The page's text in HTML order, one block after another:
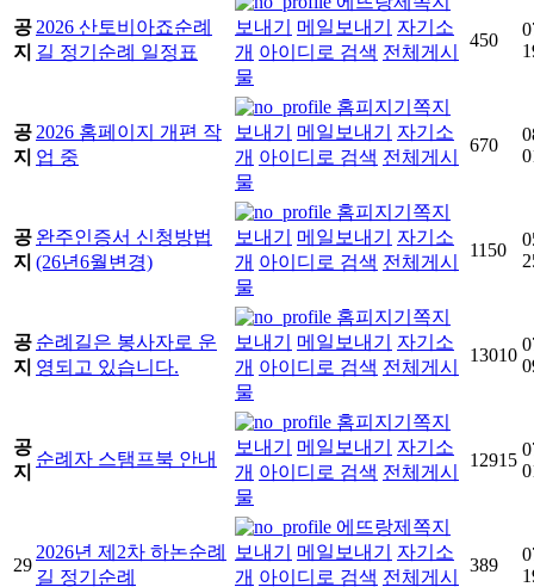
공
지
2026 산토비아죠순례
길 정기순례 일정표
보내기
메일보내기
자기소
개 아이디로 검색 전체게시
물
450
공
지
2026 홈페이지 개편 작
업 중
홈피지기 쪽지
보내기
메일보내기
자기소
개 아이디로 검색 전체게시
물
670
공
지
완주인증서 신청방법
(26년6월변경)
홈피지기 쪽지
보내기
메일보내기
자기소
개 아이디로 검색 전체게시
물
1150
공
지
순례길은 봉사자로 운
영되고 있습니다.
홈피지기 쪽지
보내기
메일보내기
자기소
개 아이디로 검색 전체게시
물
13010
공
지
순례자 스탬프북 안내
홈피지기 쪽지
보내기
메일보내기
자기소
개 아이디로 검색 전체게시
물
12915
29
2026년 제2차 하논순례
길 정기순례
에뜨랑제 쪽지
보내기
메일보내기
자기소
개 아이디로 검색 전체게시
389